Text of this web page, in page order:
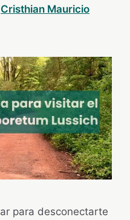
Cristhian Mauricio
para desconectarte